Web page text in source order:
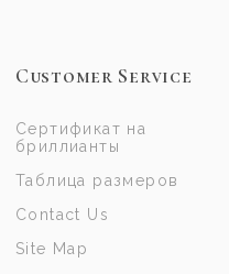
Customer Service
Сертификат на
бриллианты
Таблица размеров
Contact Us
Site Map